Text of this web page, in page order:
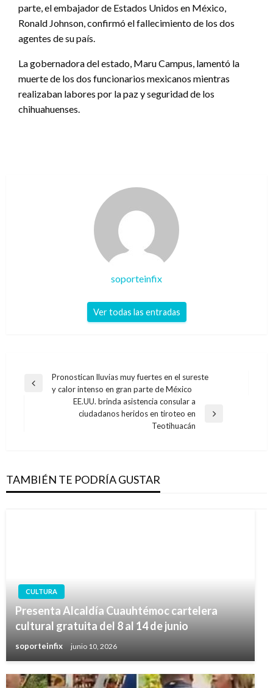
parte, el embajador de Estados Unidos en México,
Ronald Johnson, confirmó el fallecimiento de los dos
agentes de su país.
La gobernadora del estado, Maru Campus, lamentó la
muerte de los dos funcionarios mexicanos mientras
realizaban labores por la paz y seguridad de los
chihuahuenses.
soporteinfix
Ver todas las entradas
Navegación
Entrada
Pronostican lluvias muy fuertes en el sureste
y calor intenso en gran parte de México
EE.UU. brinda asistencia consular a
ciudadanos heridos en tiroteo en
Teotihuacán
TAMBIÉN TE PODRÍA GUSTAR
CULTURA
Presenta Alcaldía Cuauhtémoc cartelera
cultural gratuita del 8 al 14 de junio
soporteinfix junio 10, 2026